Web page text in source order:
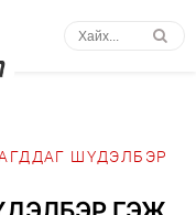
ШҮДЭЛБЭР